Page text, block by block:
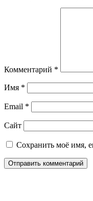
Комментарий *
Имя *
Email *
Сайт
Сохранить моё имя,